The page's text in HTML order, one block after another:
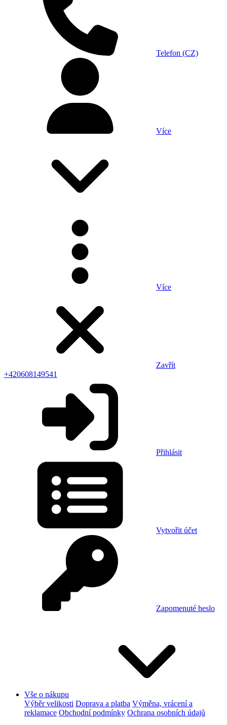
Telefon (CZ)
Více
Více
Zavřít
+420608149541
Přihlásit
Vytvořit účet
Zapomenuté heslo
Vše o nákupu
Výběr velikosti Doprava a platba Výměna, vrácení a
reklamace Obchodní podmínky Ochrana osobních údajů